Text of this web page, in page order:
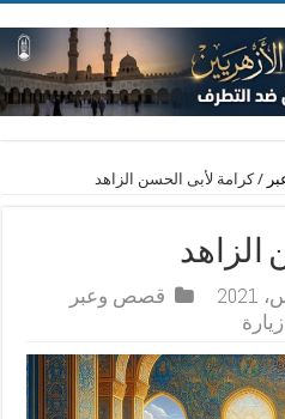
/ كرامة لأبى الحسن الزاهد
الزاهد
قصص وعبر